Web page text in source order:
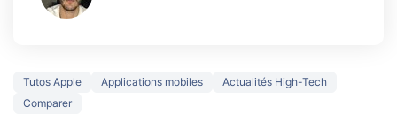
Tutos Apple Applications mobiles
Actualités High-Tech
Comparer
3 écrans en 1 pour